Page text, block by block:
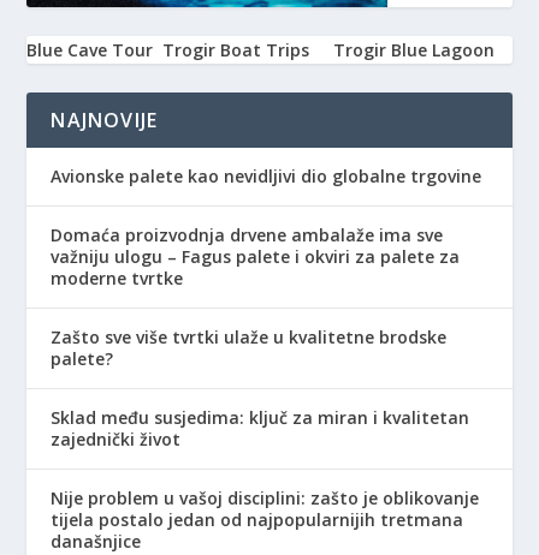
Blue Cave Tour Trogir Boat Trips Trogir Blue Lagoon
NAJNOVIJE
Avionske palete kao nevidljivi dio globalne trgovine
Domaća proizvodnja drvene ambalaže ima sve
važniju ulogu – Fagus palete i okviri za palete za
moderne tvrtke
Zašto sve više tvrtki ulaže u kvalitetne brodske
palete?
Sklad među susjedima: ključ za miran i kvalitetan
zajednički život
Nije problem u vašoj disciplini: zašto je oblikovanje
tijela postalo jedan od najpopularnijih tretmana
današnjice